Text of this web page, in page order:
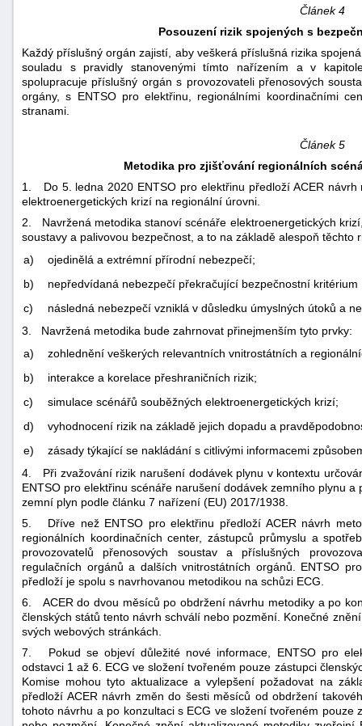
Článek 4
Posouzení rizik spojených s
Každý příslušný orgán zajistí, aby veškerá příslušná rizika
souladu s pravidly stanovenými tímto nařízením a v
spolupracuje příslušný orgán s provozovateli přenosových
orgány, s ENTSO pro elektřinu, regionálními koordinačními
stranami.
Článek 5
Metodika pro zjišťování regionálních
1. Do 5. ledna 2020 ENTSO pro elektřinu předloží ACER
elektroenergetických krizí na regionální úrovni.
2. Navržená metodika stanoví scénáře elektroenergetických
soustavy a palivovou bezpečnost, a to na základě alespoň těchto
a)
ojedinělá a extrémní přírodní nebezpečí;
b)
nepředvídaná nebezpečí překračující bezpečnostní
c)
následná nebezpečí vzniklá v důsledku úmyslných útoků a
3. Navržená metodika bude zahrnovat přinejmenším tyto prvky:
a)
zohlednění veškerých relevantních vnitrostátních a
b)
interakce a korelace přeshraničních rizik;
c)
simulace scénářů souběžných elektroenergetických krizí;
d)
vyhodnocení rizik na základě jejich dopadu a
e)
zásady týkající se nakládání s citlivými informacemi
4. Při zvažování rizik narušení dodávek plynu v kontextu
ENTSO pro elektřinu scénáře narušení dodávek zemního plynu
zemní plyn podle článku 7 nařízení (EU) 2017/1938.
5. Dříve než ENTSO pro elektřinu předloží ACER návrh
regionálních koordinačních center, zástupců průmyslu a
provozovatelů přenosových soustav a příslušných
regulačních orgánů a dalších vnitrostátních orgánů. ENTSO
předloží je spolu s navrhovanou metodikou na schůzi ECG.
6. ACER do dvou měsíců po obdržení návrhu metodiky a po
členských států tento návrh schválí nebo pozmění. Konečné
svých webových stránkách.
7. Pokud se objeví důležité nové informace, ENTSO pro
odstavci 1 až 6. ECG ve složení tvořeném pouze zástupci
Komise mohou tyto aktualizace a vylepšení požadovat na
předloží ACER návrh změn do šesti měsíců od obdržení
tohoto návrhu a po konzultaci s ECG ve složení tvořeném pouze